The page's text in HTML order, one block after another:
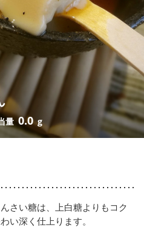
量 0.0 g
さい糖は、上白糖よりもコク
い深く仕上ります。